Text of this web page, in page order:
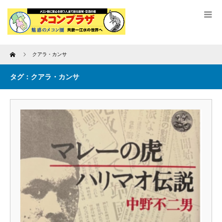
Home クアラ・カンサ
タグ：クアラ・カンサ